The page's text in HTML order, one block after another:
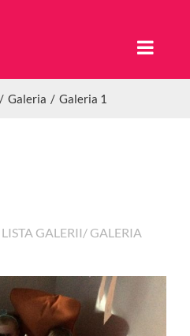
Galeria Galeria 1
LISTA GALERII/ GALERIA